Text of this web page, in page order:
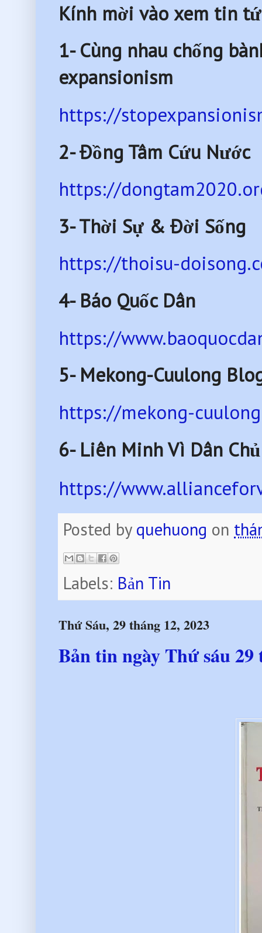
Kính mời vào xem tin
1- Cùng nhau chống
expansionism
https://
2- Đồng Tâm Cứu Nước
https://
3- Thời Sự & Đời Sống
https://thoisu-
4- Báo Quốc Dân
https://
5- Mekong-Cuulong
https://mekong-
6- Liên Minh Vì Dân
https://
Posted by quehuong on
Labels: Bản Tin
Thứ Sáu, 29 tháng 12, 2023
Bản tin ngày Thứ sáu 29